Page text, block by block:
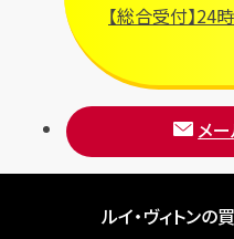
【総合受付】24
メ
ルイ・ヴィトンの